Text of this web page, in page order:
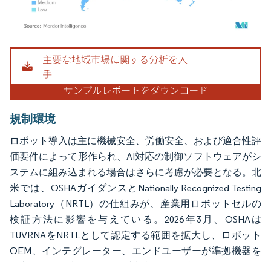
画像 © Mordor Intelligence。再利用にはCC BY 4.0の表示が必要です。
規制環境
ロボット導入は主に機械安全、労働安全、および適合性評
価要件によって形作られ、AI対応の制御ソフトウェアがシ
ステムに組み込まれる場合はさらに考慮が必要となる。北
米では、OSHAガイダンスとNationally Recognized Testing
Laboratory（NRTL）の仕組みが、産業用ロボットセルの
検証方法に影響を与えている。2026年3月、OSHAは
TUVRNAをNRTLとして認定する範囲を拡大し、ロボット
OEM、インテグレーター、エンドユーザーが準拠機器を